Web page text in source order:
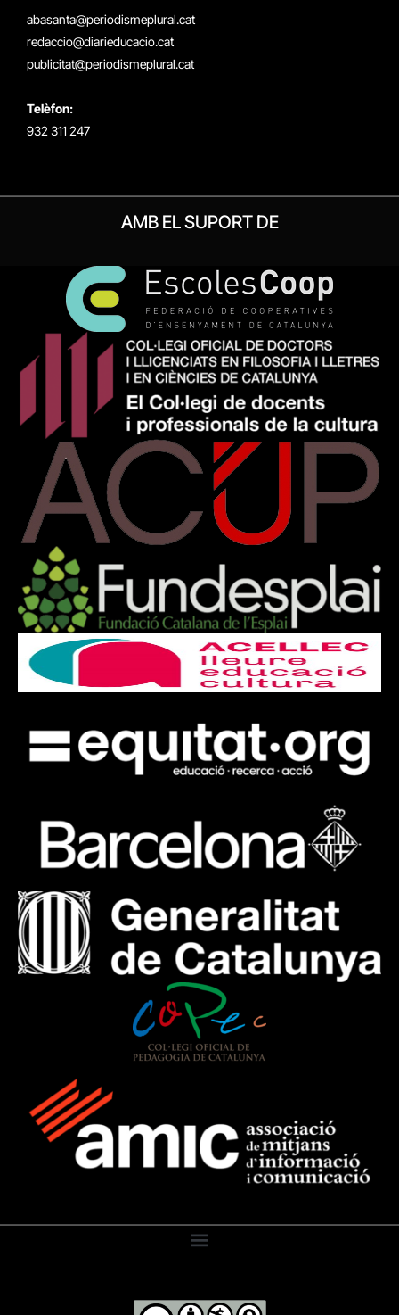
abasanta@periodismeplural.cat
redaccio@diarieducacio.cat
publicitat@periodismeplural.cat
Telèfon:
932 311 247
AMB EL SUPORT DE